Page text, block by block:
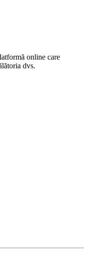
online care
dvs.